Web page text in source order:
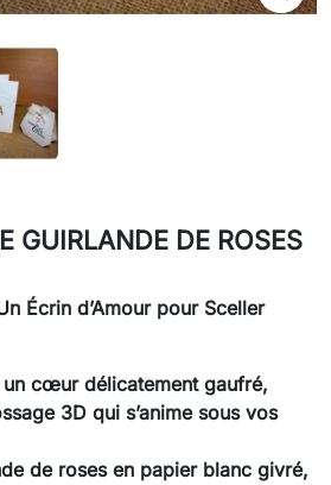
GUIRLANDE DE ROSES
Écrin d’Amour pour Sceller
un cœur délicatement gaufré,
3D qui s’anime sous vos
de roses en papier blanc givré,